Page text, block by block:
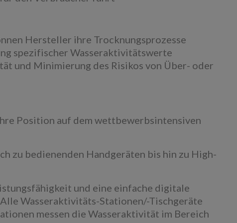
Hersteller ihre Trocknungsprozesse
spezifischer Wasseraktivitätswerte
und Minimierung des Risikos von Über- oder
Position auf dem wettbewerbsintensiven
zu bedienenden Handgeräten bis hin zu High-
und eine einfache digitale
Wasseraktivitäts-Stationen/-Tischgeräte
messen die Wasseraktivität im Bereich